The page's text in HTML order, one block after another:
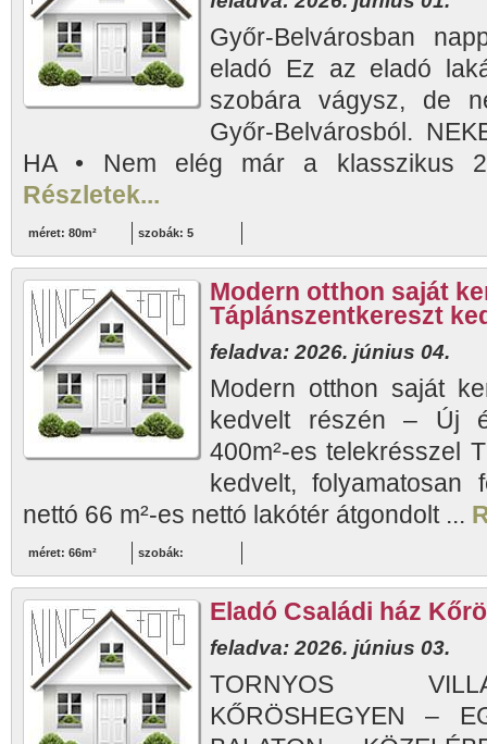
Győr-Belvárosban
eladó Ez az eladó
szobára vágysz, de
Győr-Belvárosból.
HA • Nem elég már a klasszikus
Részletek...
méret: 80m² szobák: 5
Modern otthon saját
Táplánszentkereszt
feladva: 2026. június 04.
Modern otthon saját
kedvelt részén – Új
400m²-es telekrésszel
kedvelt, folyamatosan
nettó 66 m²-es nettó lakótér átgondolt ...
méret: 66m² szobák:
Eladó Családi ház
feladva: 2026. június 03.
TORNYOS
KŐRÖSHEGYEN –